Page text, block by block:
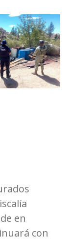
en
con